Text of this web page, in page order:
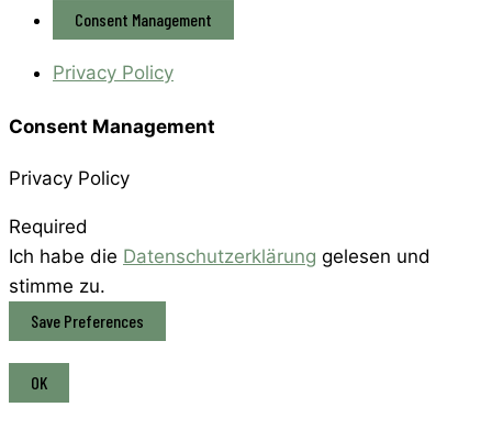
Consent Management
Privacy Policy
Consent Management
Privacy Policy
Required
Ich habe die Datenschutzerklärung gelesen und
stimme zu.
OK